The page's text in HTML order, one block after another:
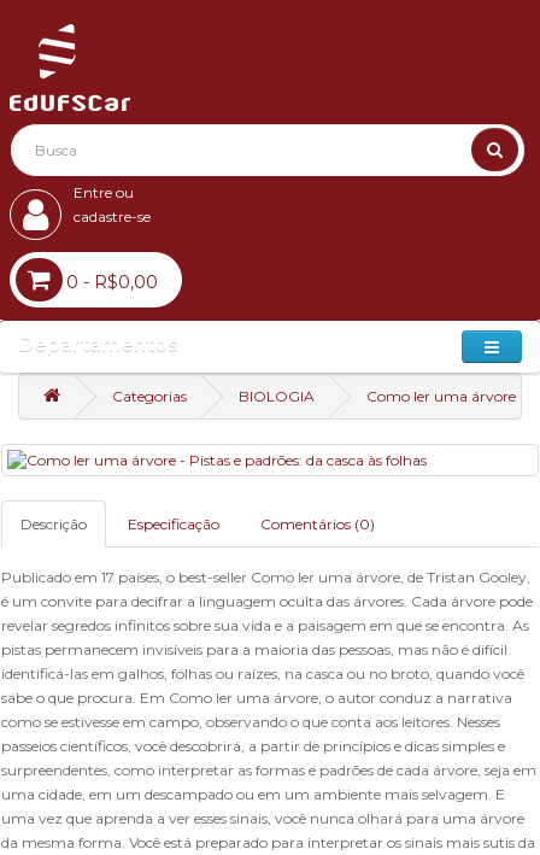
Entre ou
cadastre-se
0 - R$0,00
Departamentos
Categorias BIOLOGIA Como ler uma árvore -
Descrição Especificação Comentários (0)
Publicado em 17 países, o best-seller Como ler uma árvore, de Tristan Gooley,
é um convite para decifrar a linguagem oculta das árvores. Cada árvore pode
revelar segredos infinitos sobre sua vida e a paisagem em que se encontra. As
pistas permanecem invisíveis para a maioria das pessoas, mas não é difícil
identificá-las em galhos, folhas ou raízes, na casca ou no broto, quando você
sabe o que procura. Em Como ler uma árvore, o autor conduz a narrativa
como se estivesse em campo, observando o que conta aos leitores. Nesses
passeios científicos, você descobrirá, a partir de princípios e dicas simples e
surpreendentes, como interpretar as formas e padrões de cada árvore, seja em
uma cidade, em um descampado ou em um ambiente mais selvagem. E
uma vez que aprenda a ver esses sinais, você nunca olhará para uma árvore
da mesma forma. Você está preparado para interpretar os sinais mais sutis da